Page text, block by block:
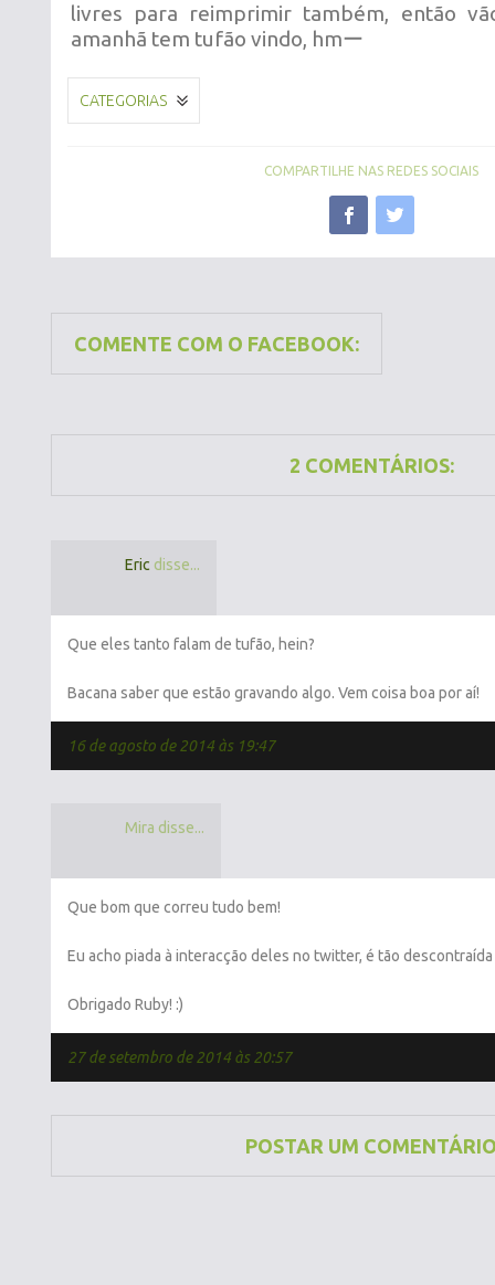
livres para reimprimir também, então
amanhã tem tufão vindo, hmー
CATEGORIAS
COMPARTILHE NAS REDES SOCIAIS
COMENTE COM O FACEBOOK:
2 COMENTÁRIOS:
Eric disse...
Que eles tanto falam de tufão, hein?
Bacana saber que estão gravando algo. Vem coisa boa por aí!
16 de agosto de 2014 às 19:47
Mira disse...
Que bom que correu tudo bem!
Eu acho piada à interacção deles no twitter, é tão
Obrigado Ruby! :)
27 de setembro de 2014 às 20:57
POSTAR UM